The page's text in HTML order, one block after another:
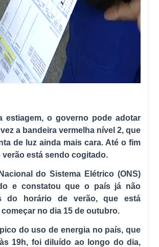
estiagem, o governo pode adotar
a bandeira vermelha nível 2, que
de luz ainda mais cara. Até o fim
está sendo cogitado.
do Sistema Elétrico (ONS)
e constatou que o país já não
do horário de verão, que está
no dia 15 de outubro.
do uso de energia no país, que
19h, foi diluído ao longo do dia,